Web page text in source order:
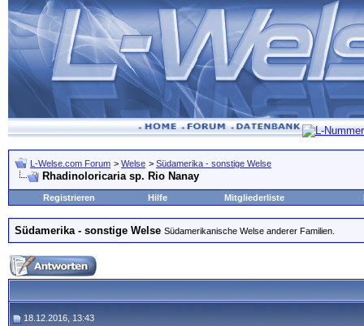
L-Welse.com Forum > Welse > Südamerika - sonstige Welse
Rhadinoloricaria sp. Rio Nanay
Registrieren Hilfe Mitgliederliste
Südamerika - sonstige Welse Südamerikanische Welse anderer Familien.
18.12.2016, 13:43